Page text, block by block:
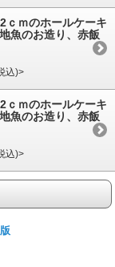
ｃｍのホールケーキ
魚のお造り、赤飯
込)>
ｃｍのホールケーキ
魚のお造り、赤飯
込)>